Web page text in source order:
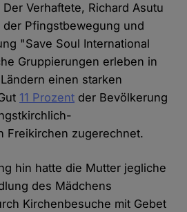
Verhaftete, Richard Asutu
Pfingstbewegung und
"Save Soul International
Gruppierungen erleben in
einen starken
11 Prozent der Bevölkerung
Freikirchen zugerechnet.
hin hatte die Mutter jegliche
des Mädchens
Kirchenbesuche mit Gebet